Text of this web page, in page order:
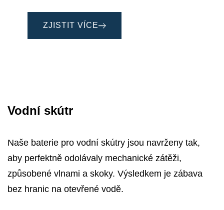
ZJISTIT VÍCE
Vodní skútr
Naše baterie pro vodní skútry jsou navrženy tak,
aby perfektně odolávaly mechanické zátěži,
způsobené vlnami a skoky. Výsledkem je zábava
bez hranic na otevřené vodě.